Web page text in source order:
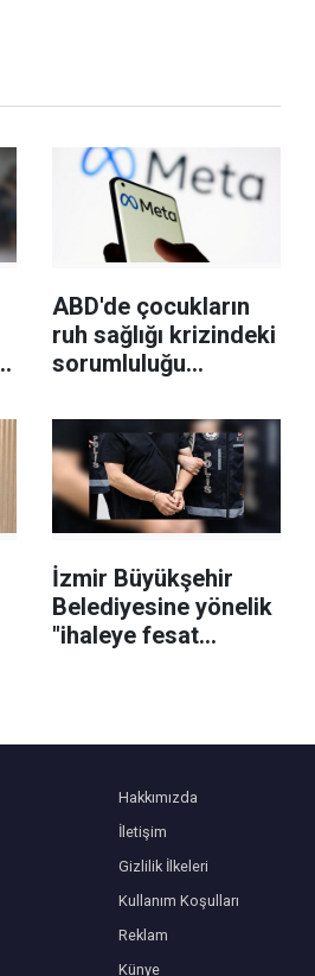
ABD'de çocukların
ruh sağlığı krizindeki
sorumluluğu
567 milyon dolar
ceza
İzmir Büyükşehir
Belediyesine yönelik
"ihaleye fesat
Hakkımızda
İletişim
Gizlilik İlkeleri
Kullanım Koşulları
Reklam
Künye